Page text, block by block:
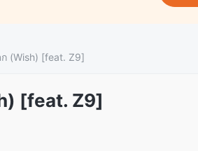
(Wish) [feat. Z9]
[feat. Z9]